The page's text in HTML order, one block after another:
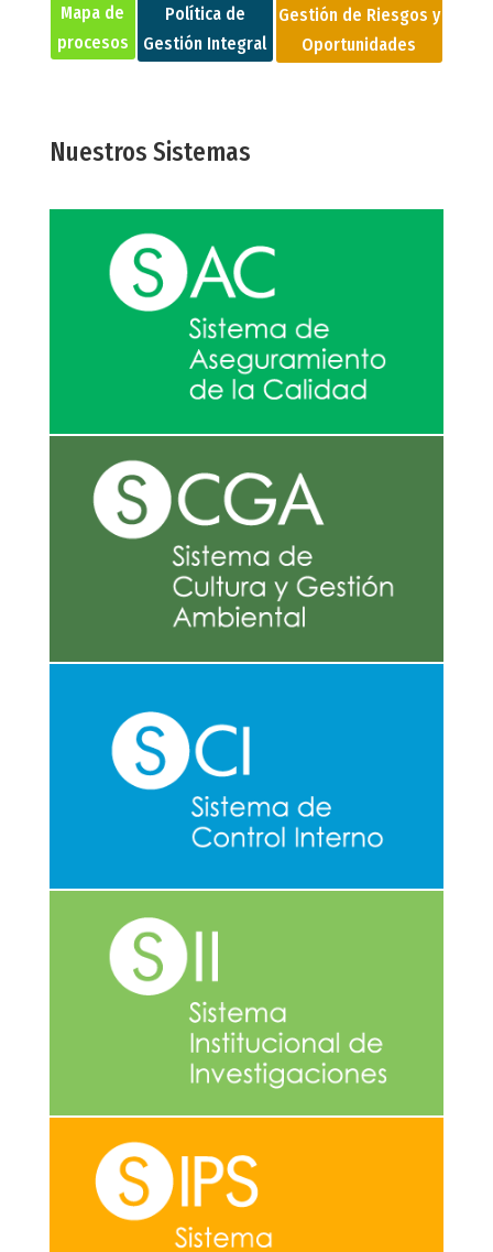
Mapa de
procesos
Política de
Gestión Integral
Gestión de Riesgos y
Oportunidades
Nuestros Sistemas